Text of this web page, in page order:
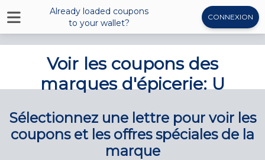
Already loaded coupons
to your wallet?
CONNEXION
Voir les coupons des
marques d'épicerie: U
Sélectionnez une lettre pour voir les
coupons et les offres spéciales de la
marque